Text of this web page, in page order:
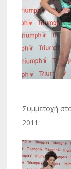
Συμμετοχή
2011.